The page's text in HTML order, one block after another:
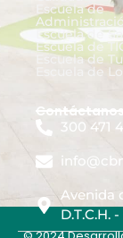
Escuela de
Escuela de
Escuela de
Escuela de
Escuela de
300 471
Avenida
D.T.C.H.